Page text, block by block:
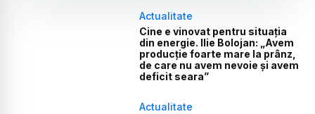
Actualitate
Cine e vinovat pentru situația
din energie. Ilie Bolojan: „Avem
producție foarte mare la prânz,
de care nu avem nevoie și avem
deficit seara”
Actualitate